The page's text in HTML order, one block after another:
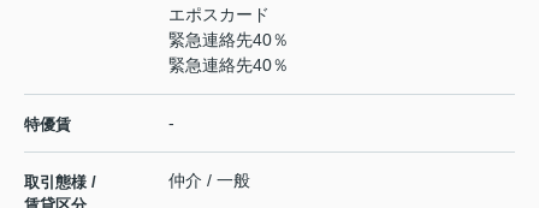
エポスカード
緊急連絡先40％
緊急連絡先40％
特優賃 -
取引態様 /
仲介 / 一般